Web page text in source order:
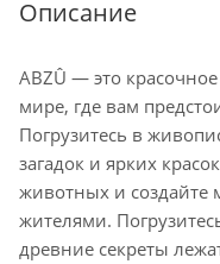
Описание
ABZÛ — это
мире, где вам
Погрузитесь в
загадок и ярких
животных и создайте
жителями.
древние секреты